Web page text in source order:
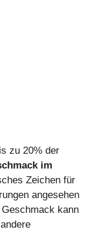
zu 20% der
im
Zeichen für
angesehen
kann